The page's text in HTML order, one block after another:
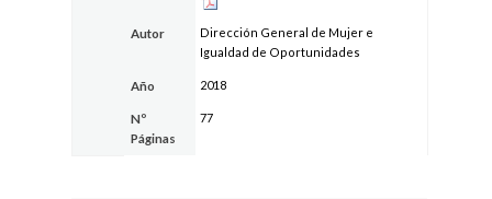
Autor
Dirección General de Mujer e
Igualdad de Oportunidades
Año 2018
Nº
Páginas
77